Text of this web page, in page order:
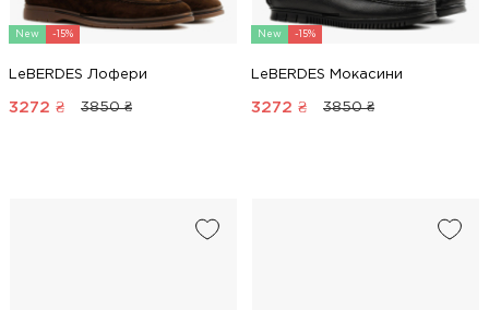
New -15%
LeBERDES Лофери
3272 ₴ 3850 ₴
New -15%
LeBERDES Мокасини
3272 ₴ 3850 ₴